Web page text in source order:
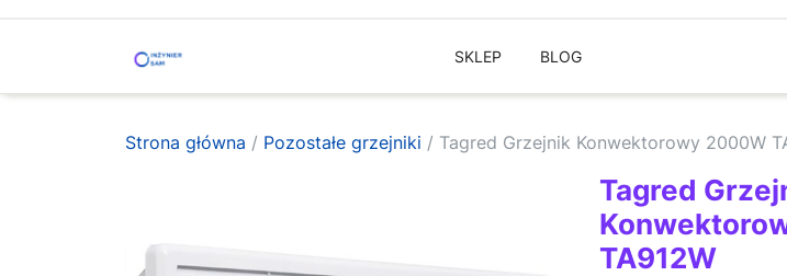
SKLEP BLOG
Strona główna / Pozostałe grzejniki / Tagred Grzejnik Konwektorowy 2000W
Tagred
TA912W